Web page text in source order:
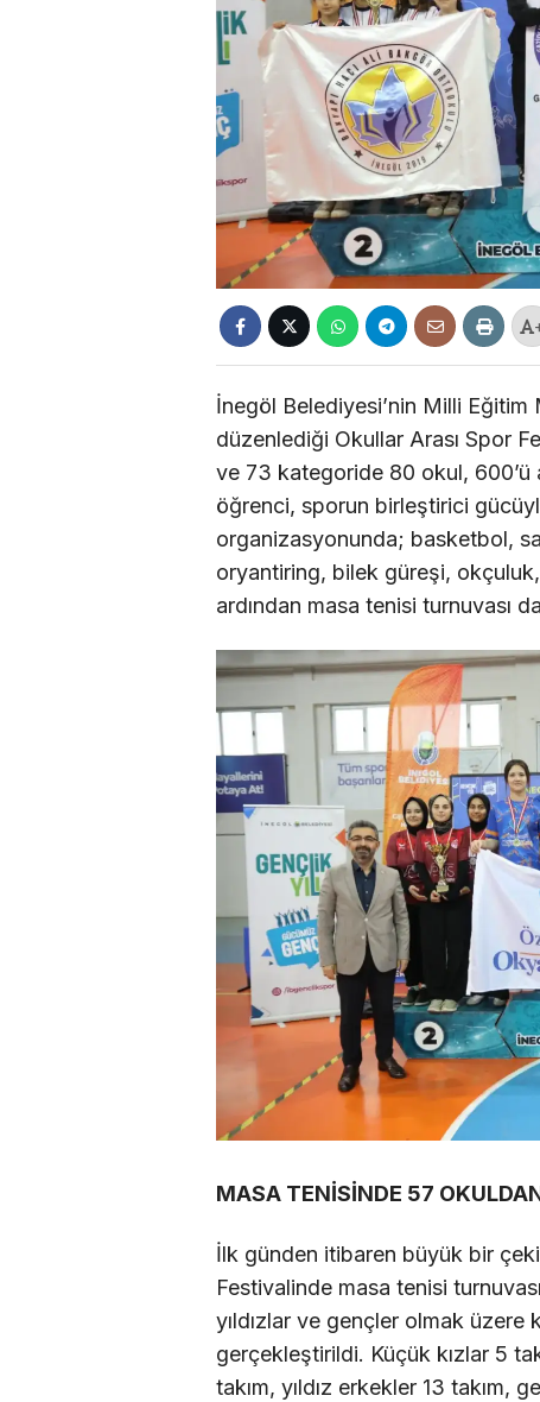
İnegöl Belediyesi’nin Milli Eğitim
düzenlediği Okullar Arası Spor
ve 73 kategoride 80 okul, 600’ü
öğrenci, sporun birleştirici
organizasyonunda; basketbol,
oryantiring, bilek güreşi,
ardından masa tenisi turnuvası
MASA TENİSİNDE 57
İlk günden itibaren büyük bir
Festivalinde masa tenisi
yıldızlar ve gençler olmak
gerçekleştirildi. Küçük kızlar 5
takım, yıldız erkekler 13 takım,